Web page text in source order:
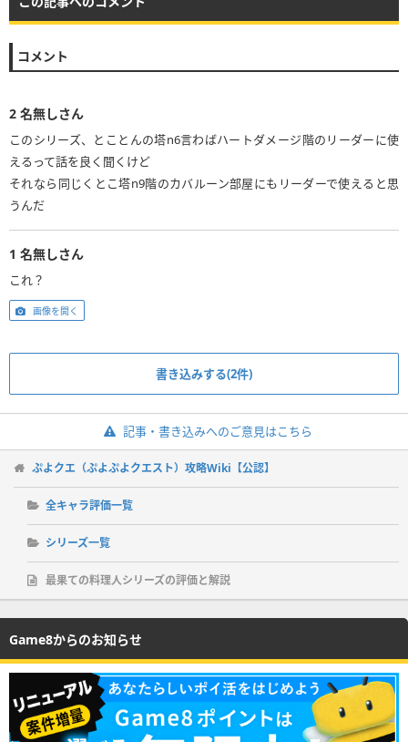
コメント
2 名無しさん
このシリーズ、とことんの塔n6言わばハートダメージ階のリーダーに使
えるって話を良く聞くけど
それなら同じくとこ塔n9階のカバルーン部屋にもリーダーで使えると思
うんだ
1 名無しさん
これ？
画像を開く
書き込みする(2件)
記事・書き込みへのご意見はこちら
ぷよクエ（ぷよぷよクエスト）攻略Wiki【公認】
全キャラ評価一覧
シリーズ一覧
最果ての料理人シリーズの評価と解説
Game8からのお知らせ